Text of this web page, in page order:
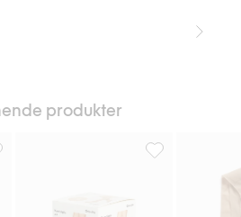
produkter
Knestrømpe,